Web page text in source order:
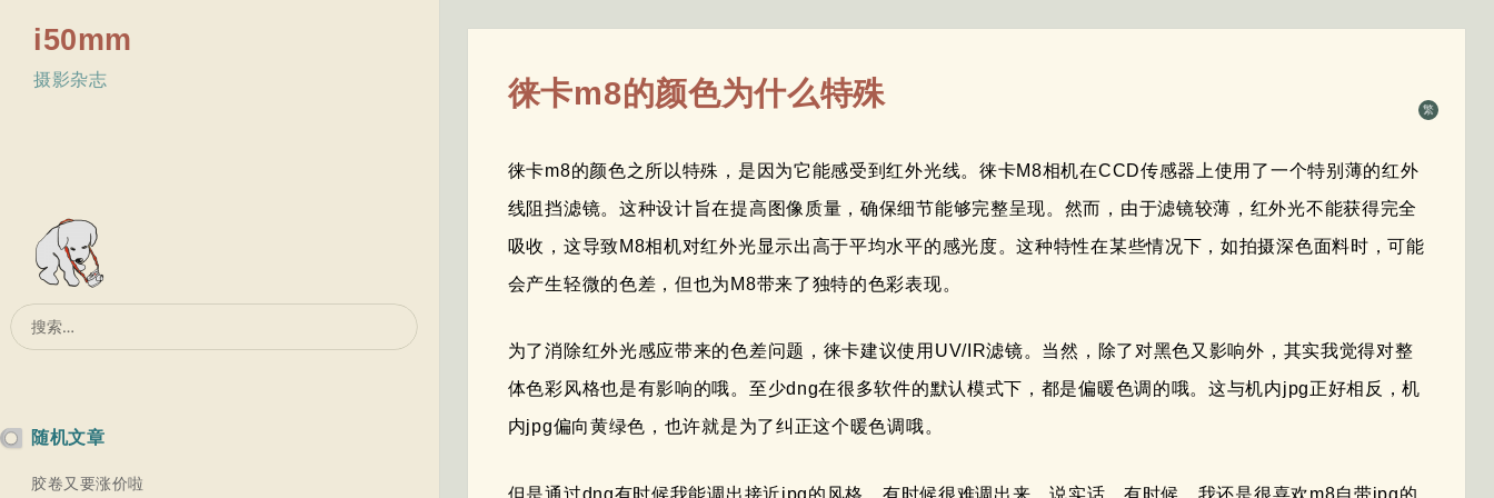
繁
i50mm
摄影杂志
搜
索：
随机文章
胶卷又要涨价啦
徕卡m8的颜色为什么特殊
徕卡m8的颜色之所以特殊，是因为它能感受到红外光线。徕卡M8相机在CCD传感器上使用了一个特别薄的红外
线阻挡滤镜。这种设计旨在提高图像质量，确保细节能够完整呈现。然而，由于滤镜较薄，红外光不能获得完全
吸收，这导致M8相机对红外光显示出高于平均水平的感光度。这种特性在某些情况下，如拍摄深色面料时，可能
会产生轻微的色差，但也为M8带来了独特的色彩表现。
为了消除红外光感应带来的色差问题，徕卡建议使用UV/IR滤镜。当然，除了对黑色又影响外，其实我觉得对整
体色彩风格也是有影响的哦。至少dng在很多软件的默认模式下，都是偏暖色调的哦。这与机内jpg正好相反，机
内jpg偏向黄绿色，也许就是为了纠正这个暖色调哦。
但是通过dng有时候我能调出接近jpg的风格，有时候很难调出来。说实话，有时候，我还是很喜欢m8自带jpg的